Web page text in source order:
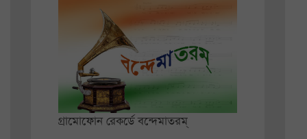
গ্রামোফোন রেকর্ডে বন্দেমাতরম্